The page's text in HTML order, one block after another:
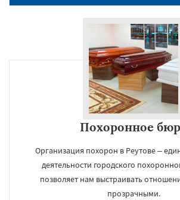
Похоронное
Организация похорон в Реутове –
деятельности городского
позволяет нам выстраивать
прозрачными.